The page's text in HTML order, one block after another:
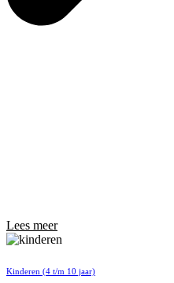
Lees meer
Kinderen (4 t/m 10 jaar)